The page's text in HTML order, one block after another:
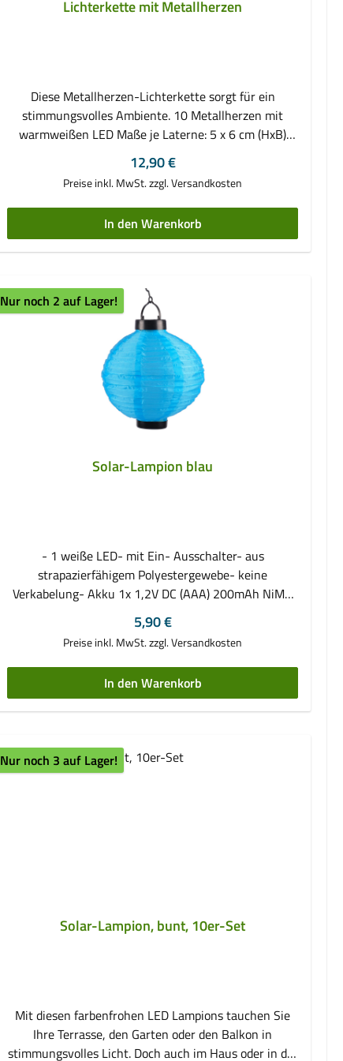
Lichterkette mit Metallherzen
Diese Metallherzen-Lichterkette sorgt für ein
stimmungsvolles Ambiente. 10 Metallherzen mit
warmweißen LED Maße je Laterne: 5 x 6 cm (HxB)
Gehäuse aus Weiß-Metall Drahtwickel Zuleitung: ca.
30 cm Abstand zwischen den Lampen: ca. 9 cm
Gesamtlänge (inkl. Zuleitung): ca. 1,20 m
batteriebetrieben (2x AA Batterien - nicht im
Lieferumfang enthalten) Dekoartikel auf dem Foto
nicht im Lieferumfang enthalten
Regulärer Preis:
12,90 €
Preise inkl. MwSt. zzgl. Versandkosten
In den Warenkorb
Nur noch 2 auf Lager!
Solar-Lampion blau
- 1 weiße LED- mit Ein- Ausschalter- aus
strapazierfähigem Polyestergewebe- keine
Verkabelung- Akku 1x 1,2V DC (AAA) 200mAh NiMH
(enthalten)- Maße Ø ca. 25 cm
Regulärer Preis:
5,90 €
Preise inkl. MwSt. zzgl. Versandkosten
In den Warenkorb
Nur noch 3 auf Lager!
Solar-Lampion, bunt, 10er-Set
Mit diesen farbenfrohen LED Lampions tauchen Sie
Ihre Terrasse, den Garten oder den Balkon in
stimmungsvolles Licht. Doch auch im Haus oder in der